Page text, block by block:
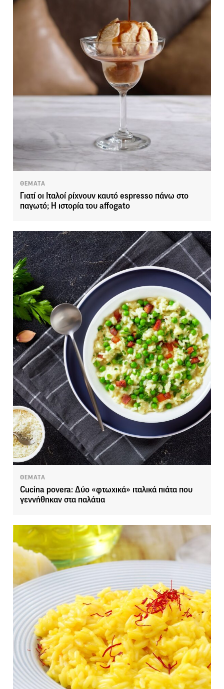
ΘΕΜΑΤΑ
Γιατί οι Ιταλοί ρίχνουν καυτό espresso πάνω στο
παγωτό; Η ιστορία του affogato
ΘΕΜΑΤΑ
Cucina povera: Δύο «φτωχικά» ιταλικά πιάτα που
γεννήθηκαν στα παλάτια